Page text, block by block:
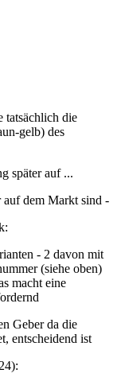
tatsächlich die
gelb) des
später auf ...
auf dem Markt sind -
- 2 davon mit
(siehe oben)
macht eine
Geber da die
entscheidend ist